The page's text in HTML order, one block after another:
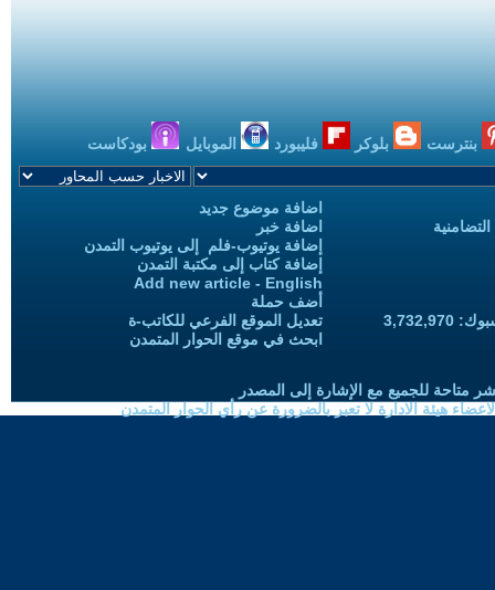
بنترست بلوكر فليبورد الموبايل بودكاست
اضافة موضوع جديد
اضافة خبر
إضافة يوتيوب-فلم إلى يوتيوب التمدن
إضافة كتاب إلى مكتبة التمدن
Add new article - English
أضف حملة
تعديل الموقع الفرعي للكاتب-ة
ابحث في موقع الحوار المتمدن
متاحة للجميع مع الإشارة إلى المصدر
هيئة الادارة لا تعبر بالضرورة عن رأي الحوار المتمدن